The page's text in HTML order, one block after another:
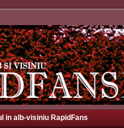
in alb-visiniu RapidFans